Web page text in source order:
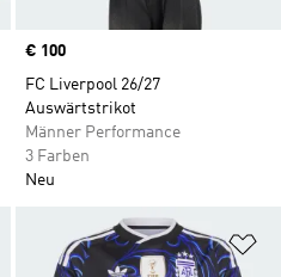
Price
€ 100
FC Liverpool 26/27
Auswärtstrikot
Männer Performance
3 Farben
Neu
Zur Wunschliste hinzufügen